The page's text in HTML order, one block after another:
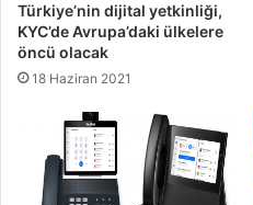
Türkiye’nin dijital yetkinliği,
KYC’de Avrupa’daki ülkelere
öncü olacak
18 Haziran 2021